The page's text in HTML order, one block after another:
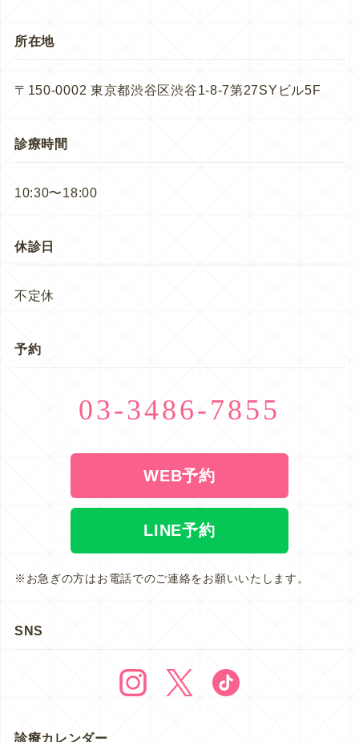
所在地
〒150-0002 東京都渋谷区渋谷1-8-7第27SYビル5F
診療時間
10:30〜18:00
休診日
不定休
予約
03-3486-7855
WEB予約
LINE予約
※お急ぎの方はお電話でのご連絡をお願いいたします。
SNS
診療カレンダー